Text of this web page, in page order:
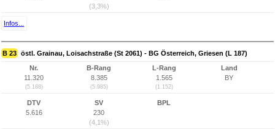
(3,3%)
Infos...
B 23 östl. Grainau, Loisachstraße (St 2061) - BG Österreich, Griesen (L 187)
Nr.
11.320
(5.188)
B-Rang
8.385
(5.985)
L-Rang
1.565
(1.152)
Land
BY
DTV
5.616
SV
230
(4,1%)
BPL